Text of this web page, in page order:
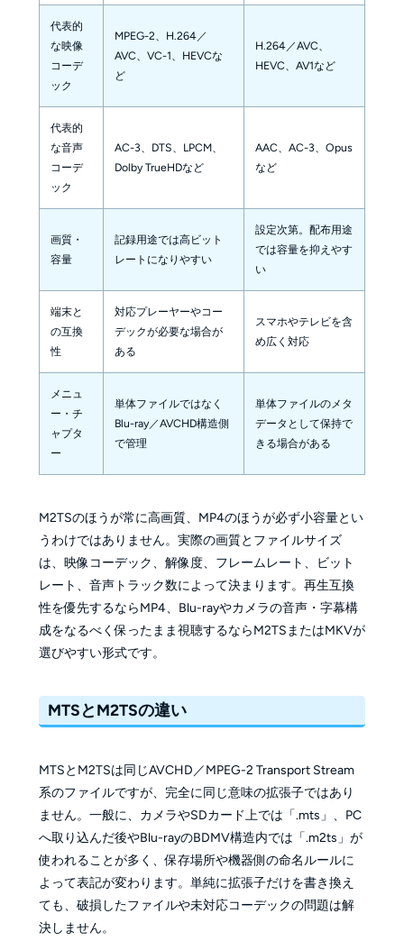
代表的
な映像
コーデ
ック
MPEG-2、H.264／
AVC、VC-1、HEVCな
ど
H.264／AVC、
HEVC、AV1など
代表的
な音声
コーデ
ック
AC-3、DTS、LPCM、
Dolby TrueHDなど
AAC、AC-3、Opus
など
画質・
容量
記録用途では高ビット
レートになりやすい
設定次第。配布用途
では容量を抑えやす
い
端末と
の互換
性
対応プレーヤーやコー
デックが必要な場合が
ある
スマホやテレビを含
め広く対応
メニュ
ー・チ
ャプタ
ー
単体ファイルではなく
Blu-ray／AVCHD構造側
で管理
単体ファイルのメタ
データとして保持で
きる場合がある
M2TSのほうが常に高画質、MP4のほうが必ず小容量とい
うわけではありません。実際の画質とファイルサイズ
は、映像コーデック、解像度、フレームレート、ビット
レート、音声トラック数によって決まります。再生互換
性を優先するならMP4、Blu-rayやカメラの音声・字幕構
成をなるべく保ったまま視聴するならM2TSまたはMKVが
選びやすい形式です。
MTSとM2TSの違い
MTSとM2TSは同じAVCHD／MPEG-2 Transport Stream
系のファイルですが、完全に同じ意味の拡張子ではあり
ません。一般に、カメラやSDカード上では「.mts」、PC
へ取り込んだ後やBlu-rayのBDMV構造内では「.m2ts」が
使われることが多く、保存場所や機器側の命名ルールに
よって表記が変わります。単純に拡張子だけを書き換え
ても、破損したファイルや未対応コーデックの問題は解
決しません。